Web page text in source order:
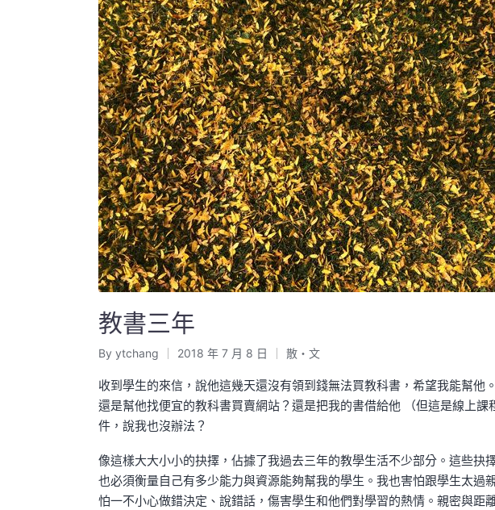
教書三年
Posted
by
By ytchang 2018 年 7 月 8 日
Posted
in
散・文
收到學生的來信，說他這幾天還沒有領到錢無法買教科書，希望我能幫他
還是幫他找便宜的教科書買賣網站？還是把我的書借給他 （但這是線上
件，說我也沒辦法？
像這樣大大小小的抉擇，佔據了我過去三年的教學生活不少部分。這些抉
也必須衡量自己有多少能力與資源能夠幫我的學生。我也害怕跟學生太過
怕一不小心做錯決定、說錯話，傷害學生和他們對學習的熱情。親密與距